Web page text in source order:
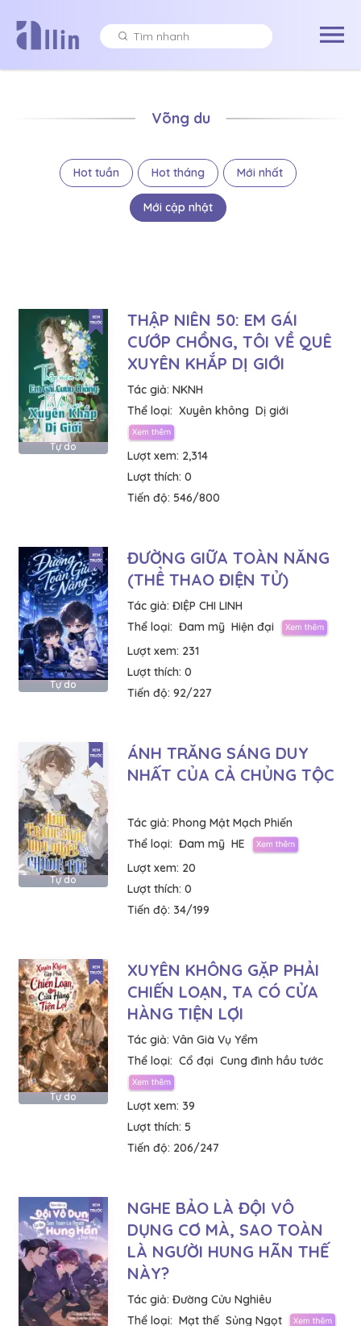
Võng du
Hot tuần Hot tháng Mới nhất
Mới cập nhật
Tự do
THẬP NIÊN 50: EM GÁI
CƯỚP CHỒNG, TÔI VỀ QUÊ
XUYÊN KHẮP DỊ GIỚI
Tác giả: NKNH
Thể loại: Xuyên không Dị giới
Lượt xem: 2,314
Lượt thích: 0
Tiến độ: 546/800
Tự do
ĐƯỜNG GIỮA TOÀN NĂNG
(THỂ THAO ĐIỆN TỬ)
Tác giả: ĐIỆP CHI LINH
Thể loại: Đam mỹ Hiện đại
Lượt xem: 231
Lượt thích: 0
Tiến độ: 92/227
Tự do
ÁNH TRĂNG SÁNG DUY
NHẤT CỦA CẢ CHỦNG TỘC
Tác giả: Phong Mật Mạch Phiến
Thể loại: Đam mỹ HE
Lượt xem: 20
Lượt thích: 0
Tiến độ: 34/199
Tự do
XUYÊN KHÔNG GẶP PHẢI
CHIẾN LOẠN, TA CÓ CỬA
HÀNG TIỆN LỢI
Tác giả: Vân Già Vụ Yểm
Thể loại: Cổ đại Cung đình hầu tước
Lượt xem: 39
Lượt thích: 5
Tiến độ: 206/247
NGHE BẢO LÀ ĐỘI VÔ
DỤNG CƠ MÀ, SAO TOÀN
LÀ NGƯỜI HUNG HÃN THẾ
NÀY?
Tác giả: Đường Cửu Nghiêu
Thể loại: Mạt thế Sủng Ngọt